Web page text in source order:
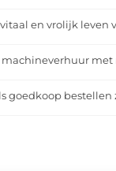
en vrolijk leven
machineverhuur
goedkoop